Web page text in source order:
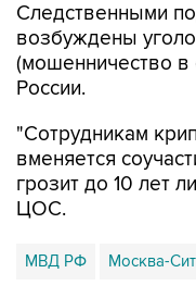
Следственными
возбуждены
(мошенничество
России.
"Сотрудникам
вменяется
грозит до 10 лет
ЦОС.
МВД РФ Москва-